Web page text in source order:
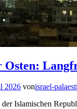
2026 vonisrael-
Islamischen